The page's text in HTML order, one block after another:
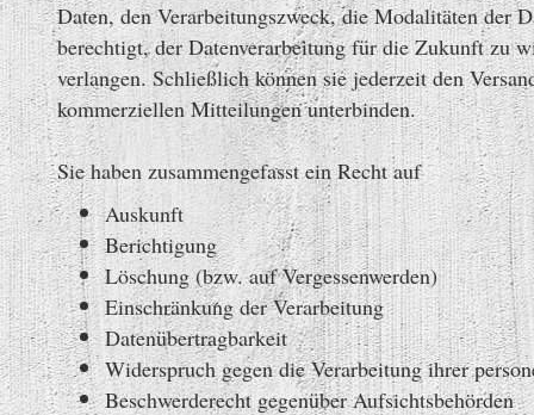
Daten, den Verarbeitungszweck, die Modalitäten der
berechtigt, der Datenverarbeitung für die Zukunft zu
verlangen. Schließlich können sie jederzeit den
kommerziellen Mitteilungen unterbinden.
Sie haben zusammengefasst ein Recht auf
Auskunft
Berichtigung
Löschung (bzw. auf Vergessenwerden)
Einschränkung der Verarbeitung
Datenübertragbarkeit
Widerspruch gegen die Verarbeitung ihrer
Beschwerderecht gegenüber Aufsichtsbehörden